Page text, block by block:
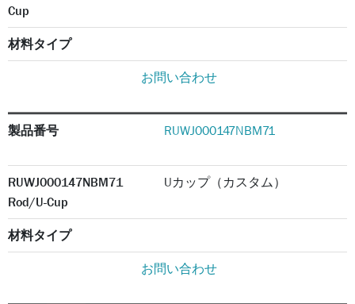
Cup
材料タイプ
お問い合わせ
製品番号 RUWJ000147NBM71
RUWJ000147NBM71
Rod/U-Cup
Uカップ（カスタム）
材料タイプ
お問い合わせ